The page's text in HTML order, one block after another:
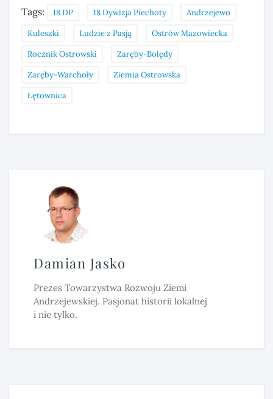
Tags: 18 DP 18 Dywizja Piechoty
Andrzejewo
Kuleszki
Ludzie z Pasją
Ostrów Mazowiecka
Rocznik Ostrowski
Zaręby-Bolędy
Zaręby-Warchoły
Ziemia Ostrowska
Łętownica
Damian Jasko
Prezes Towarzystwa Rozwoju Ziemi
Andrzejewskiej. Pasjonat historii lokalnej
i nie tylko.